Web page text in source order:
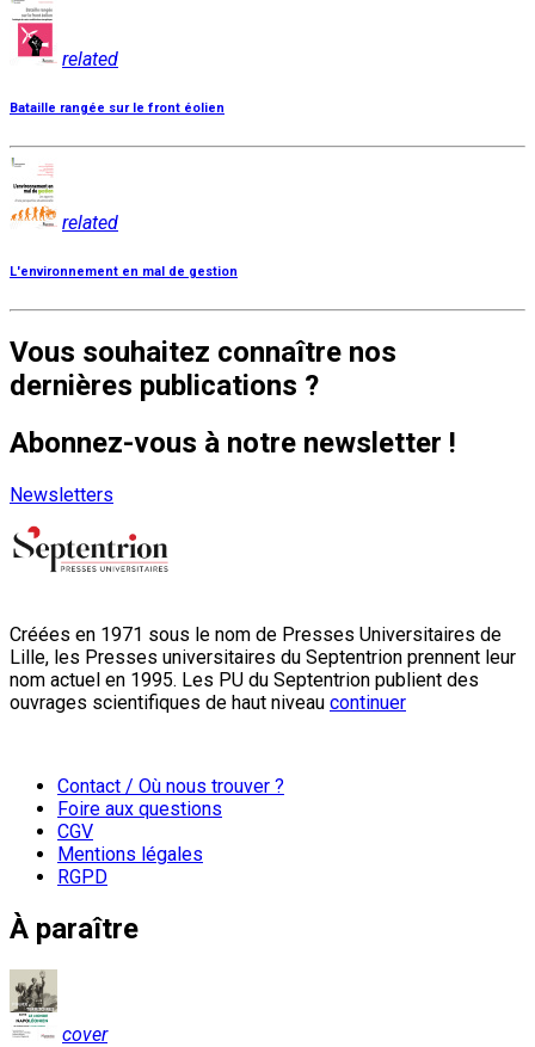
related
Bataille rangée sur le front éolien
related
L'environnement en mal de gestion
Vous souhaitez connaître nos
dernières publications ?
Abonnez-vous à notre newsletter !
Newsletters
Créées en 1971 sous le nom de Presses Universitaires de
Lille, les Presses universitaires du Septentrion prennent leur
nom actuel en 1995. Les PU du Septentrion publient des
ouvrages scientifiques de haut niveau continuer
Contact / Où nous trouver ?
Foire aux questions
CGV
Mentions légales
RGPD
À paraître
cover